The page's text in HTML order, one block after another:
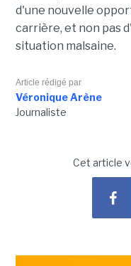
d'une nouvelle
carrière, et non pas
situation malsaine.
Article rédigé par
Véronique Arène
Journaliste
Cet article